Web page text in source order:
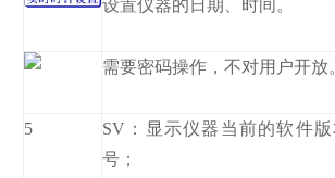
设置仪器的日期、时间。
需要密码操作，不对用户开放
5
SV：显示仪器当前的软件版
号；